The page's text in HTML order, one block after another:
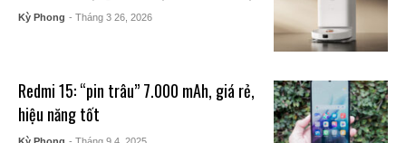
Kỳ Phong - Tháng 3 26, 2026
Redmi 15: “pin trâu” 7.000 mAh, giá rẻ,
hiệu năng tốt